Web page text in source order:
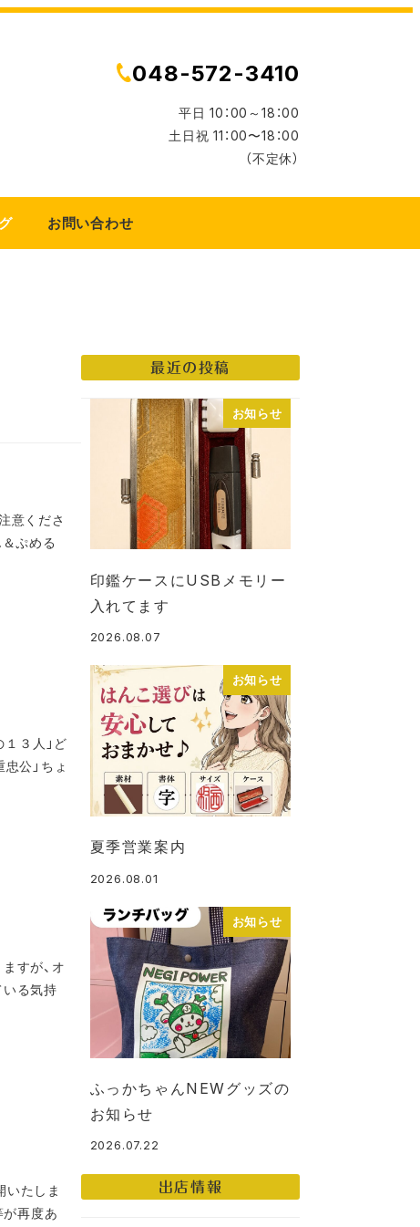
048-572-3410
平日 10：00～18：00
土日祝 11：00〜18：00
（不定休）
お問い合わせ
意くださ
ぷめる
３人」ど
公」ちょ
すが、オ
る気持
いたしま
が再度あ
最近の投稿
お知らせ
印鑑ケースにUSBメモリー
入れてます
2026.08.07
お知らせ
夏季営業案内
投稿日
2026.08.01
お知らせ
ふっかちゃんNEWグッズの
お知らせ
2026.07.22
出店情報